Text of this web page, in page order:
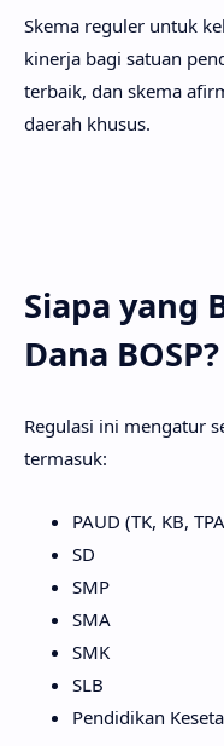
Skema reguler untuk
kinerja bagi satuan
terbaik, dan skema
daerah khusus.
Siapa yang
Dana BOSP?
Regulasi ini mengatur
termasuk:
PAUD (TK, KB,
SD
SMP
SMA
SMK
SLB
Pendidikan